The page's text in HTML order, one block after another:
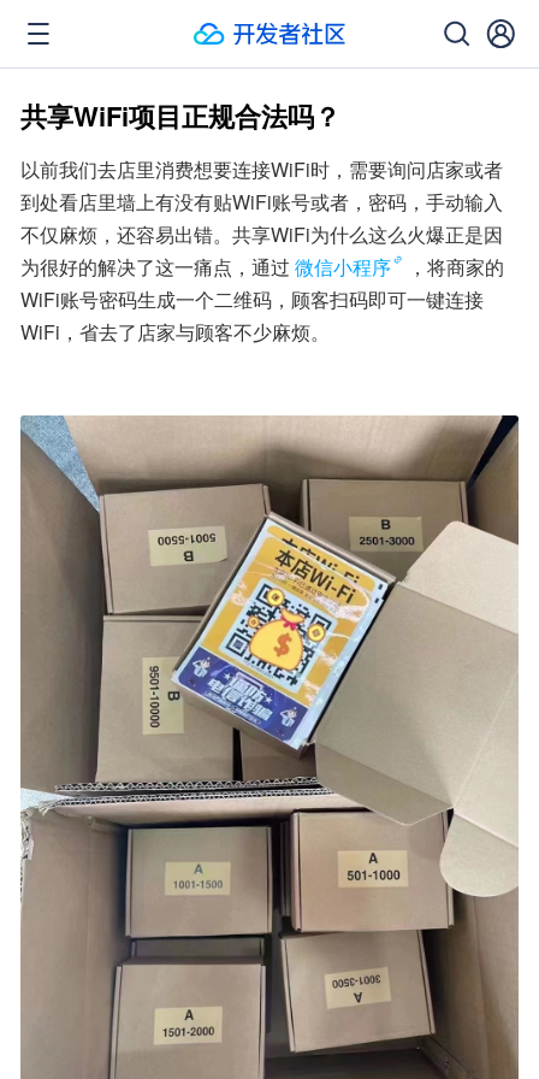
共享WiFi项目正规合法吗？
以前我们去店里消费想要连接WiFi时，需要询问店家或者
到处看店里墙上有没有贴WiFi账号或者，密码，手动输入
不仅麻烦，还容易出错。共享WiFi为什么这么火爆正是因
为很好的解决了这一痛点，通过 微信小程序
，将商家的
WiFi账号密码生成一个二维码，顾客扫码即可一键连接
WiFi，省去了店家与顾客不少麻烦。